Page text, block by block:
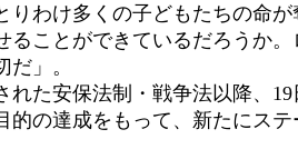
わけ多くの子どもたちの命が
ことができているだろうか。
」。
安保法制・戦争法以降、19
の達成をもって、新たにステ